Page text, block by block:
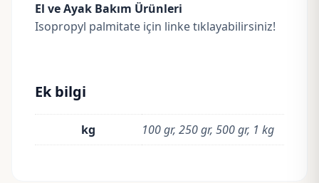
El ve Ayak Bakım Ürünleri
Isopropyl palmitate için linke tıklayabilirsiniz!
Ek bilgi
kg 100 gr, 250 gr, 500 gr, 1 kg